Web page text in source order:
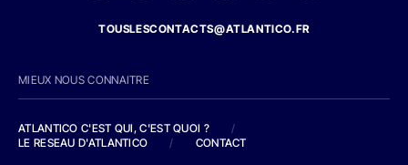
TOUSLESCONTACTS@ATLANTICO.FR
MIEUX NOUS CONNAITRE
ATLANTICO C'EST QUI, C'EST QUOI ?
/
LE RESEAU D'ATLANTICO
/ CONTACT